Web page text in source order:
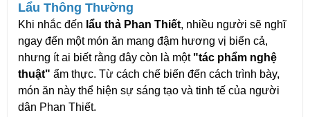
Lẩu Thông Thường
Khi nhắc đến lẩu thả Phan Thiết, nhiều người sẽ nghĩ
ngay đến một món ăn mang đậm hương vị biển cả,
nhưng ít ai biết rằng đây còn là một "tác phẩm nghệ
thuật" ẩm thực. Từ cách chế biến đến cách trình bày,
món ăn này thể hiện sự sáng tạo và tinh tế của người
dân Phan Thiết.